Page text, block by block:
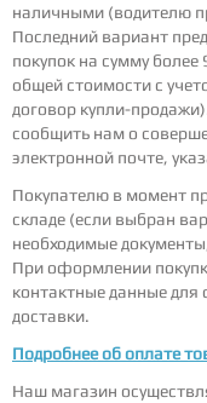
наличными (водителю
Последний вариант
покупок на сумму
общей стоимости с
договор купли-
сообщить нам о
электронной почте,
Покупателю в момент
складе (если выбран
необходимые
При оформлении
контактные данные для
доставки.
Подробнее об оплате
Наш магазин